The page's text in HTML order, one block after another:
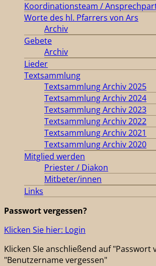
Koordinationsteam /
Worte des hl. Pfarrers von Ars
Archiv
Gebete
Archiv
Lieder
Textsammlung
Textsammlung Archiv 2025
Textsammlung Archiv 2024
Textsammlung Archiv 2023
Textsammlung Archiv 2022
Textsammlung Archiv 2021
Textsammlung Archiv 2020
Mitglied werden
Priester / Diakon
Mitbeter/innen
Links
Passwort vergessen?
Klicken Sie hier: Login
Klicken SIe anschließend auf "Passwort
"Benutzername vergessen"